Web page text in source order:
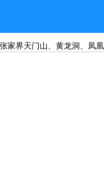
家界天门山、黄龙洞、凤